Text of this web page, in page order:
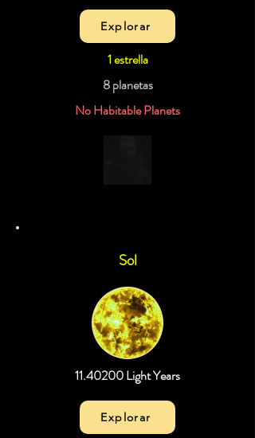
Explorar
1 estrella
8 planetas
No Habitable Planets
Sol
11.40200Light Years
Explorar